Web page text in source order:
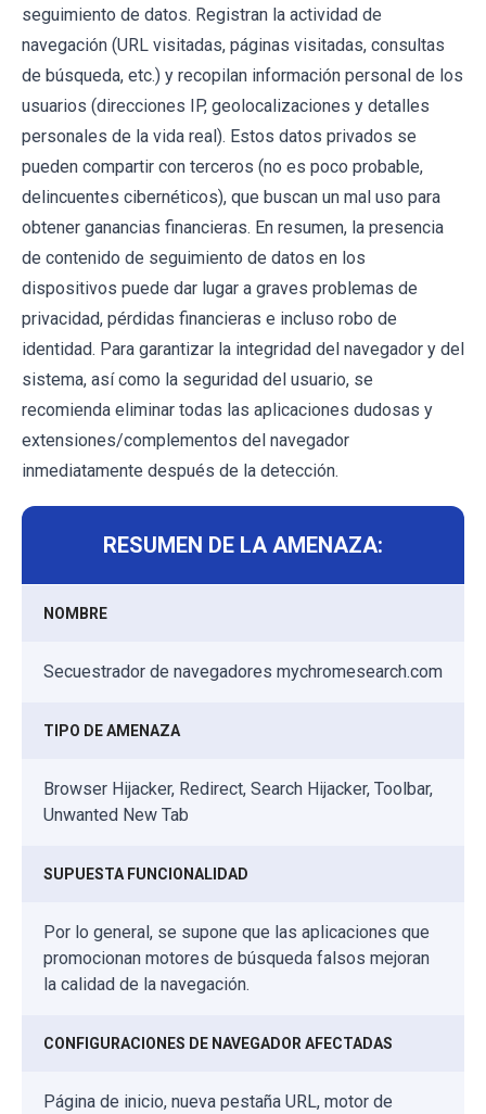
seguimiento de datos. Registran la actividad de
navegación (URL visitadas, páginas visitadas, consultas
de búsqueda, etc.) y recopilan información personal de los
usuarios (direcciones IP, geolocalizaciones y detalles
personales de la vida real). Estos datos privados se
pueden compartir con terceros (no es poco probable,
delincuentes cibernéticos), que buscan un mal uso para
obtener ganancias financieras. En resumen, la presencia
de contenido de seguimiento de datos en los
dispositivos puede dar lugar a graves problemas de
privacidad, pérdidas financieras e incluso robo de
identidad. Para garantizar la integridad del navegador y del
sistema, así como la seguridad del usuario, se
recomienda eliminar todas las aplicaciones dudosas y
extensiones/complementos del navegador
inmediatamente después de la detección.
RESUMEN DE LA AMENAZA:
NOMBRE
Secuestrador de navegadores mychromesearch.com
TIPO DE AMENAZA
Browser Hijacker, Redirect, Search Hijacker, Toolbar,
Unwanted New Tab
SUPUESTA FUNCIONALIDAD
Por lo general, se supone que las aplicaciones que
promocionan motores de búsqueda falsos mejoran
la calidad de la navegación.
CONFIGURACIONES DE NAVEGADOR AFECTADAS
Página de inicio, nueva pestaña URL, motor de